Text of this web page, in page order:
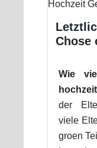
Chose
Wie
hochzeit
der
viele
groen